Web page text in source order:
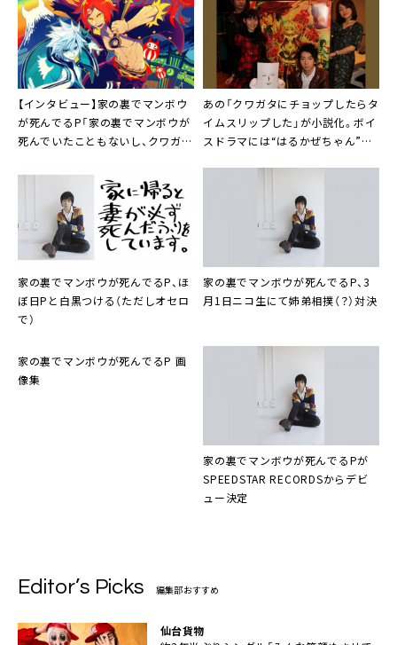
【インタビュー】 家の裏でマンボウ
が死んでるP「家の裏でマンボウが
死んでいたこともないし、クワガタ
たこともないです（笑）」
あの「クワガタにチョップしたらタ
イムスリップした 」が小説化。ボイ
スドラマには“はるかぜちゃん”も
家の裏でマンボウが死んでるP、 ほ
ぼ日P と白黒つける（ただしオセロ
で）
家の裏でマンボウが死んでるP、3
月1日ニコ生にて姉弟相撲（？）対決
家の裏でマンボウが死んでるP 画
像集
家の裏でマンボウが死んでるPが
SPEEDSTAR RECORDSからデビ
ュー決定
Editor’s Picks 編集部おすすめ
仙台貨物